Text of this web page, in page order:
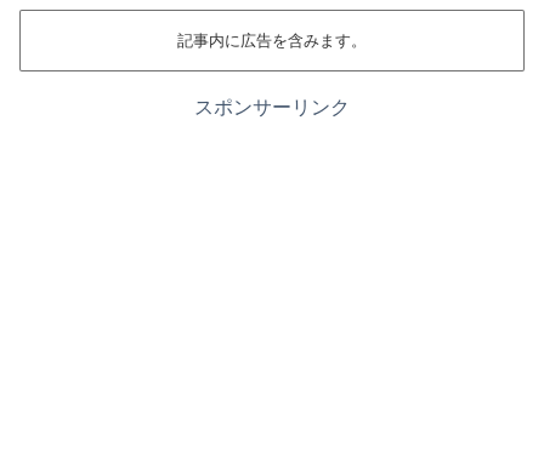
記事内に広告を含みます。
スポンサーリンク